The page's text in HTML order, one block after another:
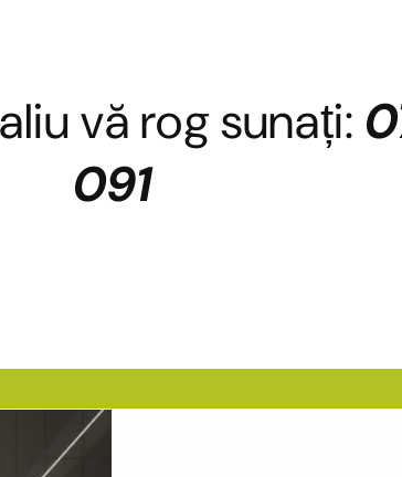
vă rog sunați:
091